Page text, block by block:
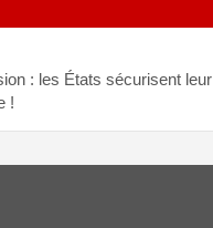
: les États sécurisent leur
!